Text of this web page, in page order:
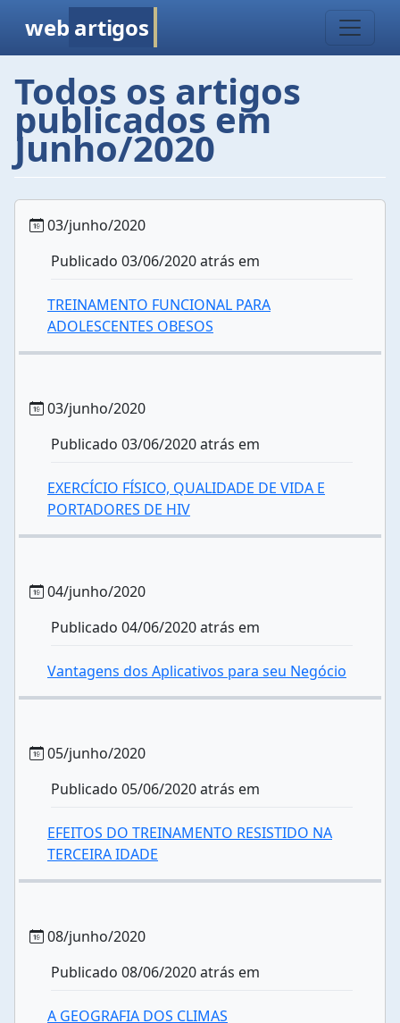
web artigos
Todos os artigos
publicados em
Junho/2020
03/junho/2020
Publicado 03/06/2020 atrás em
TREINAMENTO FUNCIONAL PARA
ADOLESCENTES OBESOS
03/junho/2020
Publicado 03/06/2020 atrás em
EXERCÍCIO FÍSICO, QUALIDADE DE VIDA E
PORTADORES DE HIV
04/junho/2020
Publicado 04/06/2020 atrás em
Vantagens dos Aplicativos para seu Negócio
05/junho/2020
Publicado 05/06/2020 atrás em
EFEITOS DO TREINAMENTO RESISTIDO NA
TERCEIRA IDADE
08/junho/2020
Publicado 08/06/2020 atrás em
A GEOGRAFIA DOS CLIMAS